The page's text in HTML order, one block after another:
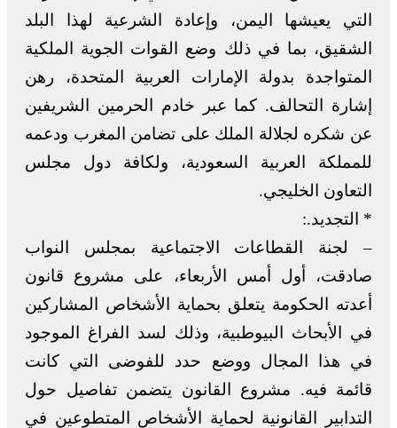
التي يعيشها اليمن، وإعادة الشرعية لهذا البلد
الشقيق، بما في ذلك وضع القوات الجوية الملكية
المتواجدة بدولة الإمارات العربية المتحدة، رهن
إشارة التحالف. كما عبر خادم الحرمين الشريفين
عن شكره لجلالة الملك على تضامن المغرب ودعمه
للمملكة العربية السعودية، ولكافة دول مجلس
التعاون الخليجي.
* التجديد.:
– لجنة القطاعات الاجتماعية بمجلس النواب
صادقت، أول أمس الأربعاء، على مشروع قانون
أعدته الحكومة يتعلق بحماية الأشخاص المشاركين
في الأبحاث البيوطبية، وذلك لسد الفراغ الموجود
في هذا المجال ووضع حدد للفوضى التي كانت
قائمة فيه. مشروع القانون يتضمن تفاصيل حول
التدابير القانونية لحماية الأشخاص المتطوعين في